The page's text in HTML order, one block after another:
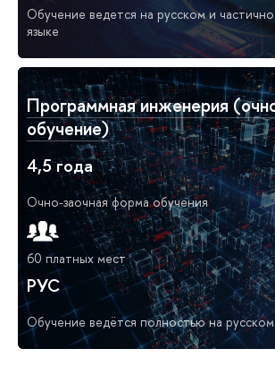
Обучение ведется на русском и
языке
Программная инженерия
обучение)
4,5 года
Очно-заочная форма обучения
60 платных мест
РУС
Обучение ведётся полностью на русском